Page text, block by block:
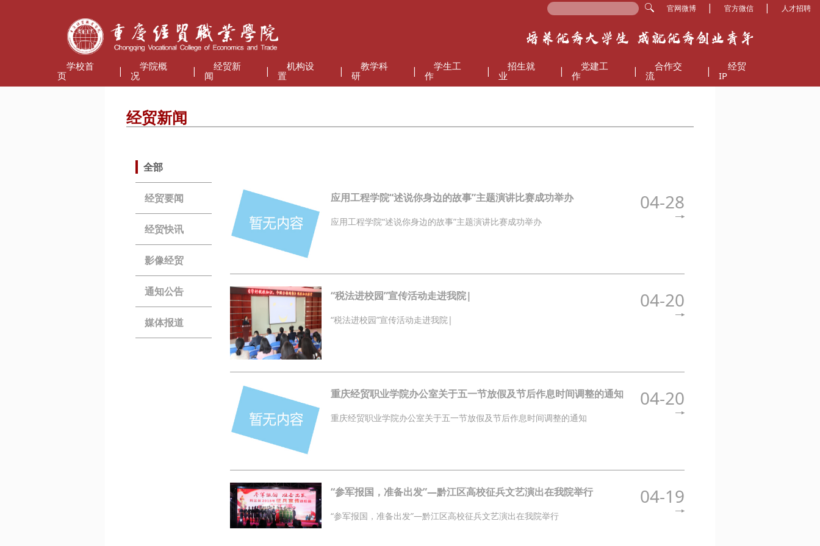
学校首
页
|
学院概
况
|
经贸新
闻
|
机构设
置
|
教学科
研
|
学生工
作
|
招生就
业
|
党建工
作
|
合作交
流
|
经贸
IP
官网微博 | 官方微信 | 人才招聘
经贸新闻
全部
经贸要闻
经贸快讯
影像经贸
通知公告
媒体报道
应用工程学院“述说你身边的故事”主题演讲比赛成功举办 04-28
应用工程学院“述说你身边的故事”主题演讲比赛成功举办
“税法进校园”宣传活动走进我院| 04-20
“税法进校园”宣传活动走进我院|
重庆经贸职业学院办公室关于五一节放假及节后作息时间调整的通知 04-20
重庆经贸职业学院办公室关于五一节放假及节后作息时间调整的通知
“参军报国，准备出发”—黔江区高校征兵文艺演出在我院举行 04-19
“参军报国，准备出发”—黔江区高校征兵文艺演出在我院举行